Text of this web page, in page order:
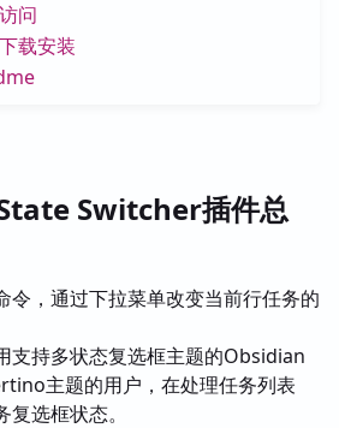
问
下载安装
Switcher插件总
令，通过下拉菜单改变当前行任务的
支持多状态复选框主题的Obsidian
主题的用户，在处理任务列表
选框状态。